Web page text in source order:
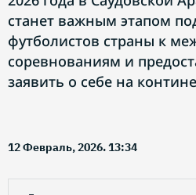
станет важным этапом
футболистов страны к
соревнованиям и
заявить о себе на
12 Февраль, 2026. 13:34